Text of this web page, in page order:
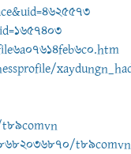
t89comvn